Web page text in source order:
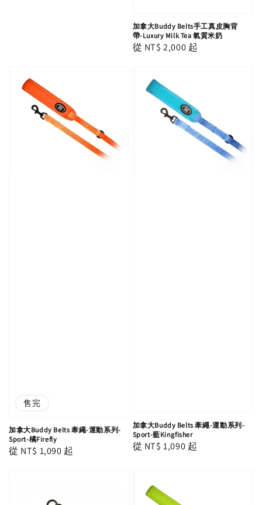
加拿大Buddy Belts手工真皮胸背
帶-Luxury Milk Tea 氣質米奶
Regular
從 NT$ 2,000 起
售完
加拿大Buddy Belts 牽繩-運動系列-
Sport-橘Firefly
Regular
從 NT$ 1,090 起
加拿大Buddy Belts 牽繩-運動系列-
Sport-藍Kingfisher
Regular
從 NT$ 1,090 起